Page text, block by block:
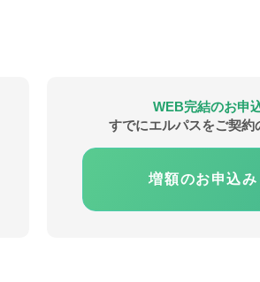
WEB完結のお申
すでにエルパスをご契約
増額のお申込み